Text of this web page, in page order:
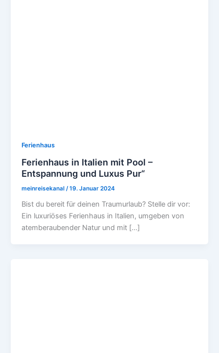
Ferienhaus
Ferienhaus in Italien mit Pool –
Entspannung und Luxus Pur“
meinreisekanal /19. Januar 2024
Bist du bereit für deinen Traumurlaub? Stelle dir vor:
Ein luxuriöses Ferienhaus in Italien, umgeben von
atemberaubender Natur und mit […]